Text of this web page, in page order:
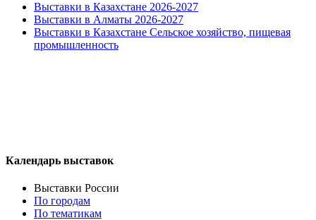
Выставки в Казахстане 2026-2027
Выставки в Алматы 2026-2027
Выставки в Казахстане Сельское хозяйство, пищевая
промышленность
Календарь выставок
Выставки России
По городам
По тематикам